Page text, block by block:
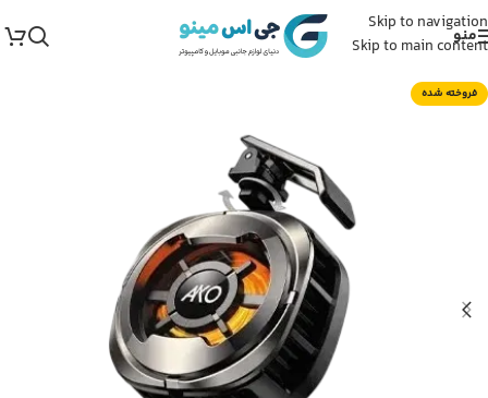
Skip to navigation
Skip to main content
منو
فروخته شده